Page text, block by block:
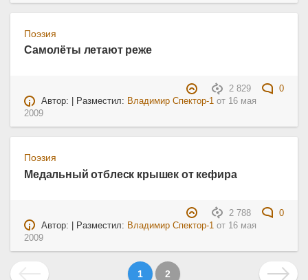
Поэзия
Самолёты летают реже
2 829
0
Автор: | Разместил: Владимир Спектор-1 от 16 мая
2009
Поэзия
Медальный отблеск крышек от кефира
2 788
0
Автор: | Разместил: Владимир Спектор-1 от 16 мая
2009
1 2